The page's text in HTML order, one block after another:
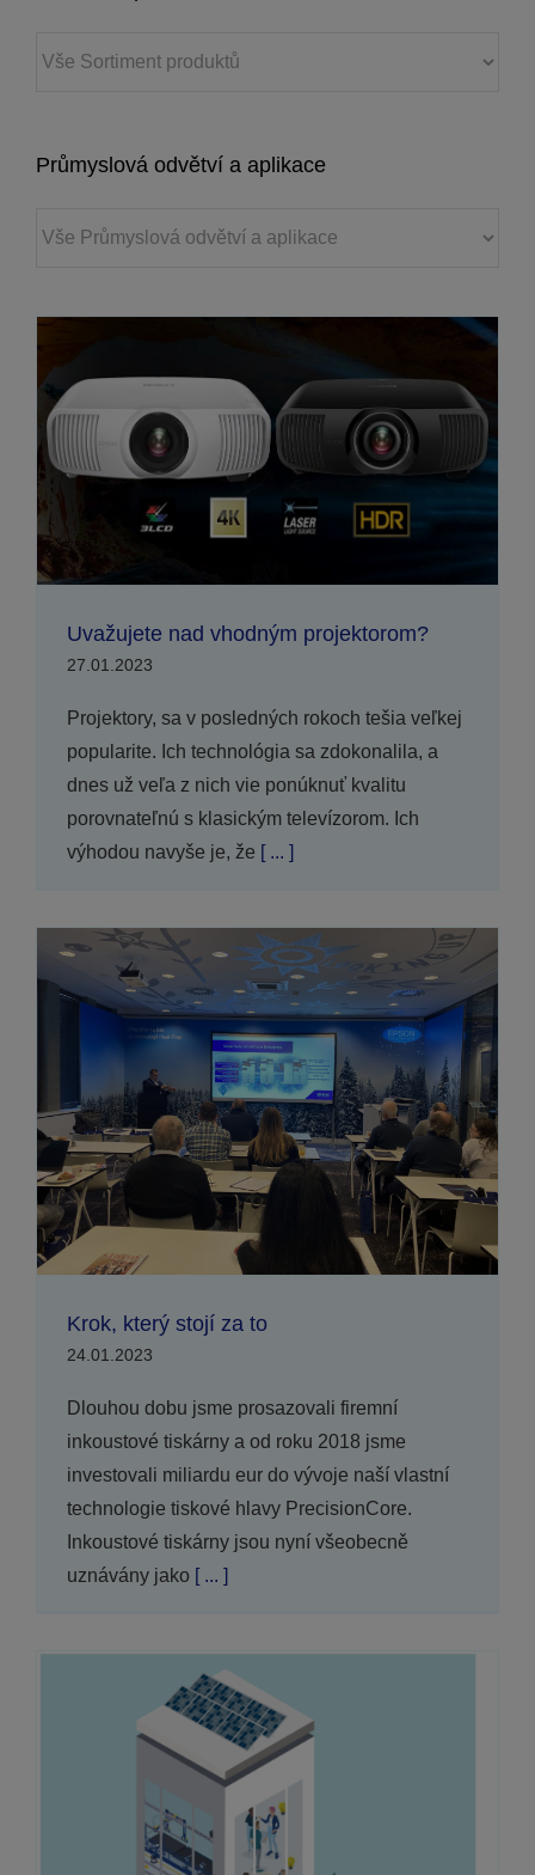
Průmyslová odvětví a aplikace
Uvažujete nad vhodným projektorom?
27.01.2023
Projektory, sa v posledných rokoch tešia veľkej
popularite. Ich technológia sa zdokonalila, a
dnes už veľa z nich vie ponúknuť kvalitu
porovnateľnú s klasickým televízorom. Ich
výhodou navyše je, že [ ... ]
Krok, který stojí za to
24.01.2023
Dlouhou dobu jsme prosazovali firemní
inkoustové tiskárny a od roku 2018 jsme
investovali miliardu eur do vývoje naší vlastní
technologie tiskové hlavy PrecisionCore.
Inkoustové tiskárny jsou nyní všeobecně
uznávány jako [ ... ]